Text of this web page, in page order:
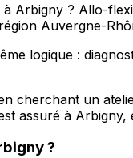
Arbigny ? Allo-
Auvergne-
logique :
cherchant un
assuré à
?